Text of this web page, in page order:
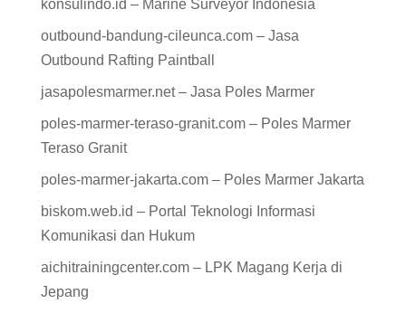
konsulindo.id – Marine Surveyor Indonesia
outbound-bandung-cileunca.com – Jasa
Outbound Rafting Paintball
jasapolesmarmer.net – Jasa Poles Marmer
poles-marmer-teraso-granit.com – Poles Marmer
Teraso Granit
poles-marmer-jakarta.com – Poles Marmer Jakarta
biskom.web.id – Portal Teknologi Informasi
Komunikasi dan Hukum
aichitrainingcenter.com – LPK Magang Kerja di
Jepang